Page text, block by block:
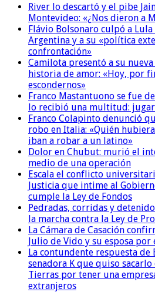
River lo descartó y el pibe
Montevideo: «¿Nos dieron a
Flávio Bolsonaro culpó a
Argentina y a su «política
confrontación»
Camilota presentó a su
historia de amor: «Hoy, por
escondernos»
Franco Mastantuono se fue
lo recibió una multitud:
Franco Colapinto denunció
robo en Italia: «Quién
iban a robar a un latino»
Dolor en Chubut: murió el
medio de una operación
Escala el conflicto
Justicia que intime al
cumple la Ley de Fondos
Pedradas, corridas y
la marcha contra la Ley de
La Cámara de Casación
Julio de Vido y su esposa
La contundente respuesta de
senadora K que quiso
Tierras por tener una
extranjeros